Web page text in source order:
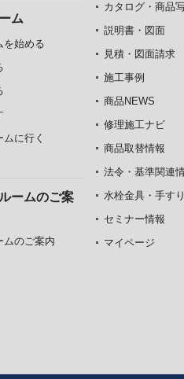
ム
を始める
に行く
ームのご案
ムのご案内
カタログ・商品
説明書・図面
見積・図面請求
施工事例
商品NEWS
修理施工ナビ
商品取替情報
法令・基準関連
水栓金具・手す
セミナー情報
マイページ